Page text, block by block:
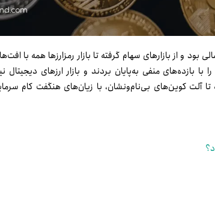
مالی بود و از بازارهای سهام گرفته تا بازار رمزارزها همه با
شدند. بسیاری از بازارهای سرمایه سال ۲۰۲۲ را با بازده‌های منفی به‌پایان بردند و بازار
آلت کوین‌های بی‌‌نام‌و‌نشان، با زیان‌های هنگفت کام